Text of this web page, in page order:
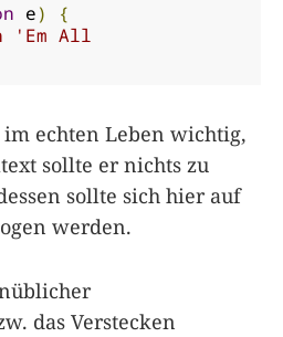
e)
{
'Em All
echten Leben wichtig,
sollte er nichts zu
sollte sich hier auf
werden.
das Verstecken